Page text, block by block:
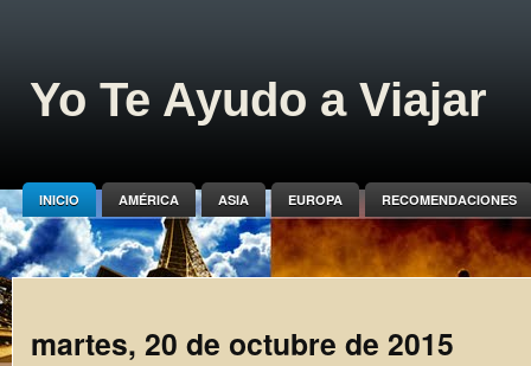
Yo Te Ayudo a Viajar
INICIO AMÉRICA ASIA EUROPA RECOMENDACIONES
martes, 20 de octubre de 2015